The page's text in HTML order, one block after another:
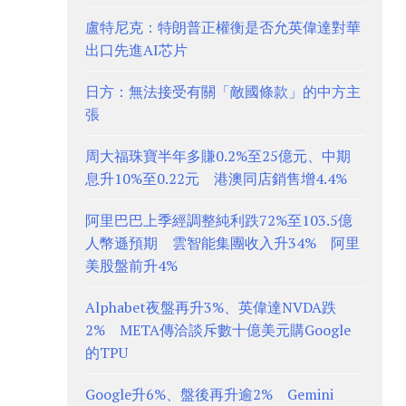
盧特尼克：特朗普正權衡是否允英偉達對華
出口先進AI芯片
日方：無法接受有關「敵國條款」的中方主
張
周大福珠寶半年多賺0.2%至25億元、中期
息升10%至0.22元 港澳同店銷售增4.4%
阿里巴巴上季經調整純利跌72%至103.5億
人幣遜預期 雲智能集團收入升34% 阿里
美股盤前升4%
Alphabet夜盤再升3%、英偉達NVDA跌
2% META傳洽談斥數十億美元購Google
的TPU
Google升6%、盤後再升逾2% Gemini